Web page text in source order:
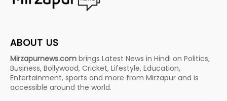
ABOUT US
Mirzapurnews.com brings Latest News in Hindi on Politics,
Business, Bollywood, Cricket, Lifestyle, Education,
Entertainment, sports and more from Mirzapur and is
accessible around the world.